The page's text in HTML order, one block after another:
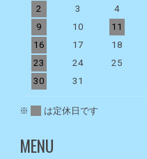
2
3 4
9
10 11
16
17 18
23
24 25
30
31
※ は定休日です
MENU